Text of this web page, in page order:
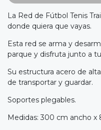
La Red de Fútbol Tenis
donde quiera que vayas.
Esta red se arma y
parque y disfruta junto a
Su estructura acero de
de transportar y guardar.
Soportes plegables.
Medidas: 300 cm ancho x